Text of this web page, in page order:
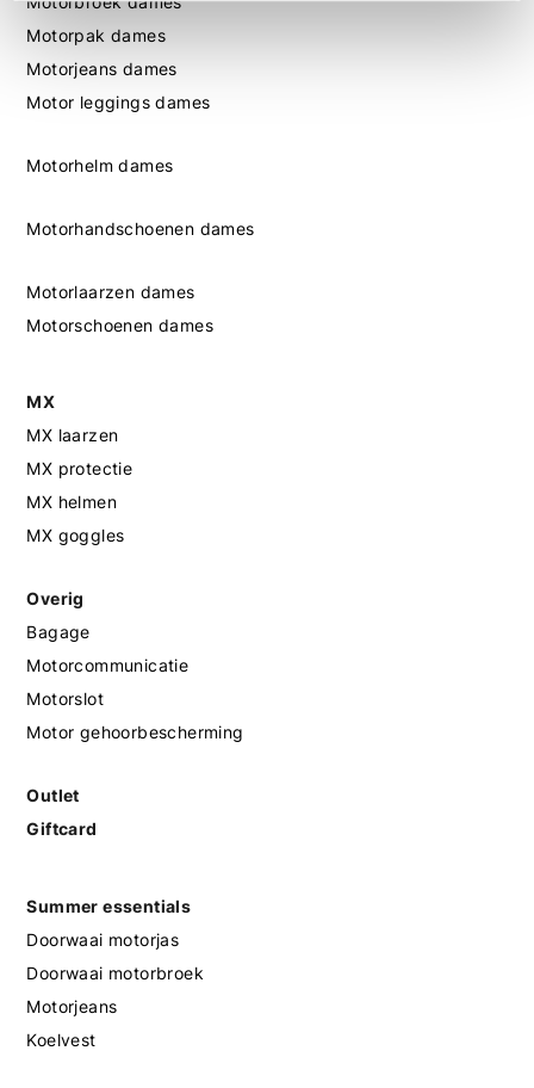
Motorpak dames
Motorjeans dames
Motor leggings dames
Motorhelm dames
Motorhandschoenen dames
Motorlaarzen dames
Motorschoenen dames
MX
MX laarzen
MX protectie
MX helmen
MX goggles
Overig
Bagage
Motorcommunicatie
Motorslot
Motor gehoorbescherming
Outlet
Giftcard
Summer essentials
Doorwaai motorjas
Doorwaai motorbroek
Motorjeans
Koelvest